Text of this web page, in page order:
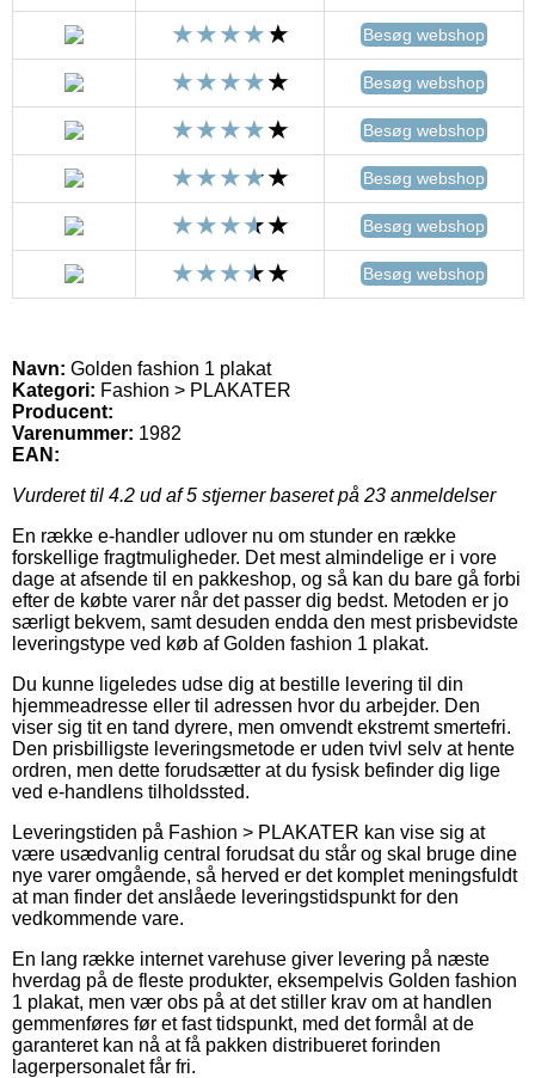
Besøg webshop
Besøg webshop
Besøg webshop
Besøg webshop
Besøg webshop
Besøg webshop
Navn: Golden fashion 1 plakat
Kategori: Fashion > PLAKATER
Producent:
Varenummer: 1982
EAN:
Vurderet til 4.2 ud af 5 stjerner baseret på 23 anmeldelser
En række e-handler udlover nu om stunder en række
forskellige fragtmuligheder. Det mest almindelige er i vore
dage at afsende til en pakkeshop, og så kan du bare gå forbi
efter de købte varer når det passer dig bedst. Metoden er jo
særligt bekvem, samt desuden endda den mest prisbevidste
leveringstype ved køb af Golden fashion 1 plakat.
Du kunne ligeledes udse dig at bestille levering til din
hjemmeadresse eller til adressen hvor du arbejder. Den
viser sig tit en tand dyrere, men omvendt ekstremt smertefri.
Den prisbilligste leveringsmetode er uden tvivl selv at hente
ordren, men dette forudsætter at du fysisk befinder dig lige
ved e-handlens tilholdssted.
Leveringstiden på Fashion > PLAKATER kan vise sig at
være usædvanlig central forudsat du står og skal bruge dine
nye varer omgående, så herved er det komplet meningsfuldt
at man finder det anslåede leveringstidspunkt for den
vedkommende vare.
En lang række internet varehuse giver levering på næste
hverdag på de fleste produkter, eksempelvis Golden fashion
1 plakat, men vær obs på at det stiller krav om at handlen
gemmenføres før et fast tidspunkt, med det formål at de
garanteret kan nå at få pakken distribueret forinden
lagerpersonalet får fri.